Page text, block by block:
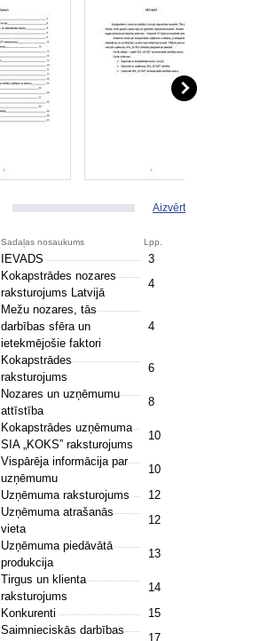
Aizvērt
Sadaļas nosaukums Lpp.
IEVADS
3
Kokapstrādes nozares
raksturojums Latvijā
4
Mežu nozares, tās
darbības sfēra un
ietekmējošie faktori
4
Kokapstrādes
raksturojums
6
Nozares un uzņēmumu
attīstība
8
Kokapstrādes uzņēmuma
SIA „KOKS” raksturojums
10
Vispārēja informācija par
uzņēmumu
10
Uzņēmuma raksturojums
12
Uzņēmuma atrašanās
vieta
12
Uzņēmuma piedāvātā
produkcija
13
Tirgus un klienta
raksturojums
14
Konkurenti
15
Saimnieciskās darbības
17